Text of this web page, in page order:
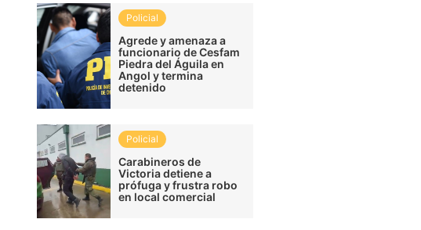
Policial
Agrede y amenaza a
funcionario de Cesfam
Piedra del Águila en
Angol y termina
detenido
Policial
Carabineros de
Victoria detiene a
prófuga y frustra robo
en local comercial